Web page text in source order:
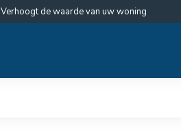
Verhoogt de waarde van uw woning